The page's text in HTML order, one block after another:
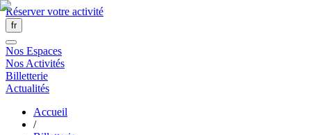
Réserver votre activité
fr
Nos Espaces
Nos Activités
Billetterie
Actualités
Accueil
/